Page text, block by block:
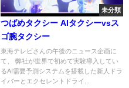
未分類
つばめタクシー AIタクシーvsス
ゴ腕タクシー
東海テレビさんの午後のニュース企画に
て、 弊社が世界で初めて実験導入してい
るAI需要予測システムを搭載した新人ドラ
イバーとエクセレントドライ...